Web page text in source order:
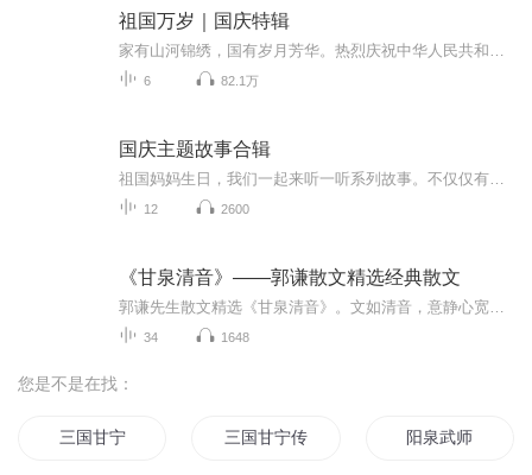
祖国万岁｜国庆特辑
6 82.1万
国庆主题故事合辑
12 2600
《甘泉清音》——郭谦散文精选经典散文
34 1648
您是不是在找：
三国甘宁 三国甘宁传 阳泉武师